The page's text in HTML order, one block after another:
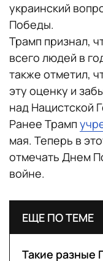
украинский
Победы.
Трамп признал,
всего людей в
также отметил,
эту оценку и
над Нацистской
Ранее Трамп
мая. Теперь в
отмечать Днем
войне.
ЕЩЕ ПО ТЕМЕ
Такие разные